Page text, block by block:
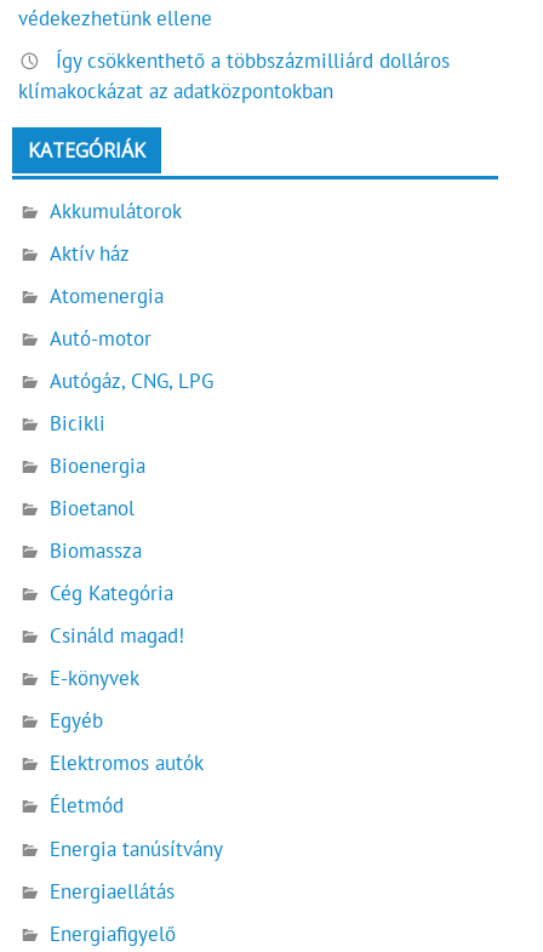
védekezhetünk ellene
Így csökkenthető a többszázmilliárd dolláros
klímakockázat az adatközpontokban
KATEGÓRIÁK
Akkumulátorok
Aktív ház
Atomenergia
Autó-motor
Autógáz, CNG, LPG
Bicikli
Bioenergia
Bioetanol
Biomassza
Cég Kategória
Csináld magad!
E-könyvek
Egyéb
Elektromos autók
Életmód
Energia tanúsítvány
Energiaellátás
Energiafigyelő